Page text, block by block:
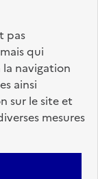
pas
qui
navigation
ainsi
sur le site et
mesures